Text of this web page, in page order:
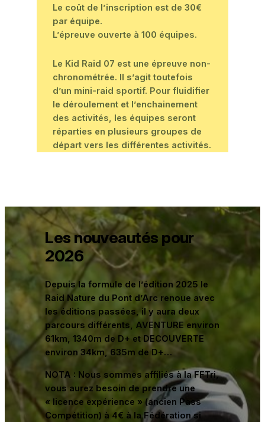
Le coût de l’inscription est de 30€
par équipe.
L’épreuve ouverte à 100 équipes.
Le Kid Raid 07 est une épreuve non-
chronométrée. Il s’agit toutefois
d’un mini-raid sportif. Pour fluidifier
le déroulement et l’enchainement
des activités, les équipes seront
réparties en plusieurs groupes de
départ vers les différentes activités.
Les nouveautés pour
2026
Depuis la formule de l’édition 2025 le
Raid Nature du Pont d’Arc renoue avec
les éditions passées, il y aura deux
parcours différents, AVENTURE environ
61km, 1340m de D+ et DECOUVERTE
environ 34km, 635m de D+…
NOTA : Nous sommes affiliés à la FFTri,
vous aurez besoin de prendre une
« licence expérience » (ancien Pass
Compétition) à 4€ à la Fédération si